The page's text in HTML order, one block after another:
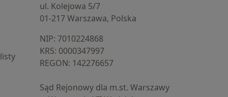
ul. Kolejowa 5/7
01-217 Warszawa, Polska
NIP: ⁠7010224868
KRS: ⁠0000347997
REGON: ⁠142276657
Sąd Rejonowy dla m.st. Warszawy